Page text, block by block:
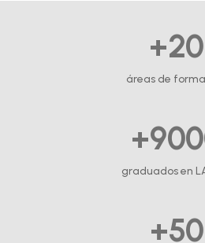
+20
áreas de
graduados en
+50